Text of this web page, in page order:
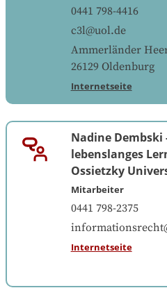
0441 798-4416
c3l@uol.de
Ammerländer
26129 Oldenburg
Internetseite
Nadine Dembski
lebenslanges
Ossietzky
Mitarbeiter
0441 798-2375
Internetseite